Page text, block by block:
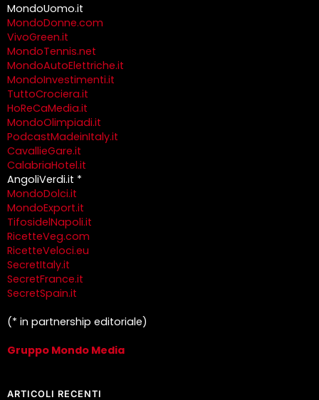
MondoUomo.it
MondoDonne.com
VivoGreen.it
MondoTennis.net
MondoAutoElettriche.it
MondoInvestimenti.it
TuttoCrociera.it
HoReCaMedia.it
MondoOlimpiadi.it
PodcastMadeinItaly.it
CavallieGare.it
CalabriaHotel.it
AngoliVerdi.it *
MondoDolci.it
MondoExport.it
TifosidelNapoli.it
RicetteVeg.com
RicetteVeloci.eu
SecretItaly.it
SecretFrance.it
SecretSpain.it
(* in partnership editoriale)
Gruppo Mondo Media
ARTICOLI RECENTI